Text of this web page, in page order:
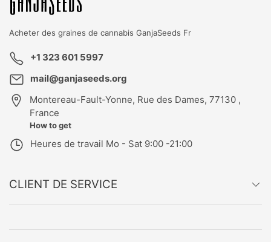
Acheter des graines de cannabis GanjaSeeds Fr
+1 323 601 5997
mail@ganjaseeds.org
Montereau-Fault-Yonne, Rue des Dames, 77130 ,
France
How to get
Heures de travail Mo - Sat 9:00 -21:00
CLIENT DE SERVICE